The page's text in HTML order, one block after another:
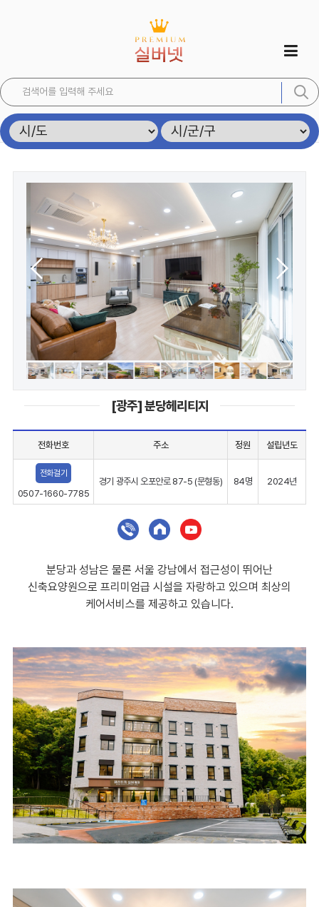
[광주] 분당헤리티지
전화번호 주소 정원 설립년도
전화걸기
0507-1660-7785
경기 광주시 오포안로 87-5 (문형동) 84명 2024년
분당과 성남은 물론 서울 강남에서 접근성이 뛰어난
신축요양원으로 프리미엄급 시설을 자랑하고 있으며 최상의
케어서비스를 제공하고 있습니다.